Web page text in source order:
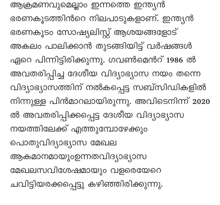
ആക്രമണവുമെല്ലാം ഇന്നത്തെ ഇന്ത്യന്‍
ഭരണകൂടത്തിന്‍റെ നിലപാടുകളാണ്. ഇന്ത്യന്‍
ഭരണകൂടം സോഷ്യലിസ്റ്റ് ആശയങ്ങളോട്
അകലം പാലിക്കാന്‍ തുടങ്ങിയിട്ട് വര്‍ഷങ്ങള്‍
ഏറെ പിന്നിട്ടിരിക്കുന്നു. ഗവണ്‍മെന്‍റ് 1986 ല്‍
അവതരിപ്പിച്ച ദേശീയ വിദ്യാഭ്യാസ നയം തന്നെ
വിദ്യാഭ്യാസത്തിന് നല്‍കപ്പെട്ട സബ്സിഡികളില്‍
നിന്നുള്ള പിന്‍മാറലായിരുന്നു. അവിടെനിന്ന് 2020
ല്‍ അവതരിപ്പിക്കപ്പെട്ട ദേശീയ വിദ്യാഭ്യാസ
നയത്തിലേക്ക് എത്തുമ്പോഴേക്കും
പൊതുവിദ്യാഭ്യാസ മേഖല
ആകമാനമായുംഉന്നതവിദ്യാഭ്യാസ
മേഖലസവിശേഷമായും വളരെയേറെ
ചവിട്ടിയരക്കപ്പെട്ടു കഴിഞ്ഞിരിക്കുന്നു.